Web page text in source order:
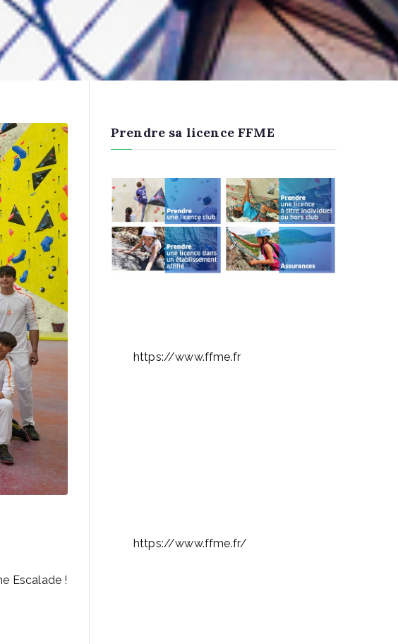
Escalade !
Prendre sa licence FFME
https://www.ffme.fr
https://www.ffme.fr/